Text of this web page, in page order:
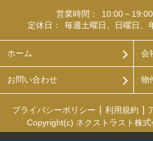
営業時間：
10:00～
定休日：
毎週土曜日、日曜日、
ホーム 会
お問い合わせ 物
プライバシーポリシー 利用規約
Copyright(c) ネクストラスト株